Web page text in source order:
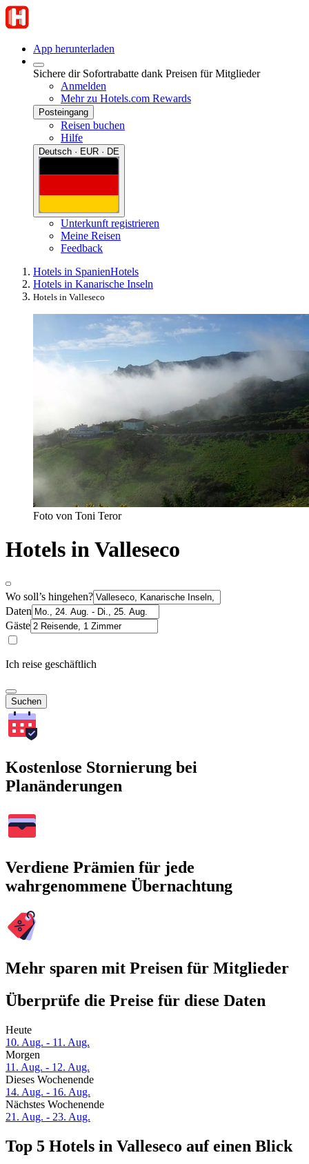
App herunterladen
Sichere dir Sofortrabatte dank Preisen für Mitglieder
Anmelden
Mehr zu Hotels.com Rewards
Posteingang
Reisen buchen
Hilfe
Deutsch · EUR · DE
Unterkunft registrieren
Meine Reisen
Feedback
Hotels in SpanienHotels
Hotels in Kanarische Inseln
Hotels in Valleseco
Foto von Toni Teror
Hotels in Valleseco
Wo soll’s hingehen?
Daten
Gäste
Ich reise geschäftlich
Suchen
Kostenlose Stornierung bei
Planänderungen
Verdiene Prämien für jede
wahrgenommene Übernachtung
Mehr sparen mit Preisen für Mitglieder
Überprüfe die Preise für diese Daten
Heute
10. Aug. - 11. Aug.
Morgen
11. Aug. - 12. Aug.
Dieses Wochenende
14. Aug. - 16. Aug.
Nächstes Wochenende
21. Aug. - 23. Aug.
Top 5 Hotels in Valleseco auf einen Blick